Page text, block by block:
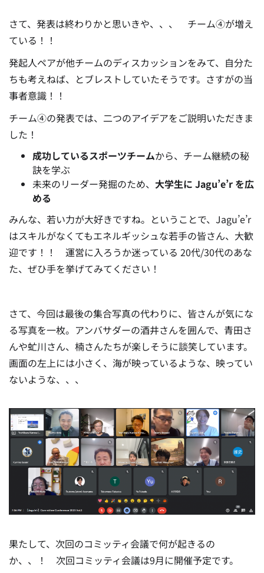
さて、発表は終わりかと思いきや、、、 チーム④が増え
ている！！
発起人ペアが他チームのディスカッションをみて、自分た
ちも考えねば、とブレストしていたそうです。 さすがの当
事者意識！！
チーム④の発表では、二つのアイデアをご説明いただきま
した！
成功しているスポーツチームから、チーム継続の秘
訣を学ぶ
未来のリーダー発掘のため、 大学生に Jagu’e’r を広
める
みんな、若い力が大好きですね。 ということで、Jagu’e’r
はスキルがなくてもエネルギッシュな若手の皆さん、大歓
迎です！！ 運営に入ろうか迷っている 20代/30代のあな
た、ぜひ手を挙げてみてください！
さて、今回は最後の集合写真の代わりに、皆さんが気にな
る写真を一枚。 アンバサダーの酒井さんを囲んで、青田さ
んや虻川さん、楠さんたちが楽しそうに談笑しています。
画面の左上には小さく、海が映っているような、映ってい
ないような、、、
果たして、次回のコミッティ会議で何が起きるの
か、、！ 次回コミッティ会議は9月に開催予定です。